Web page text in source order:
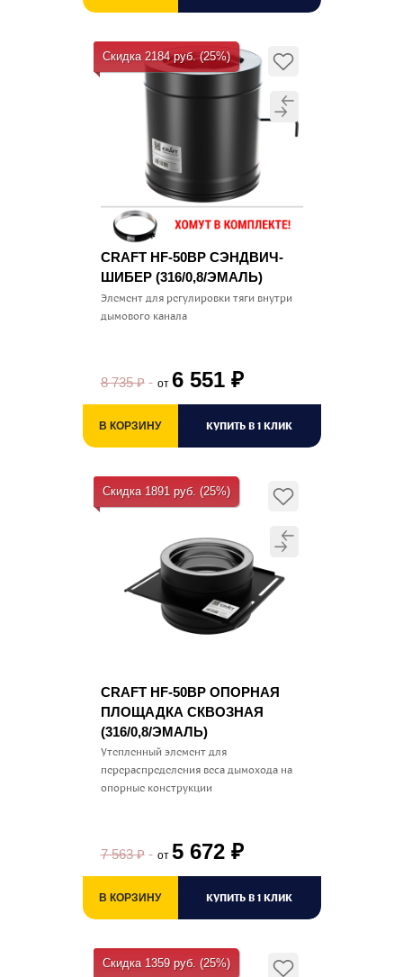
Скидка 2184 руб. (25%)
CRAFT HF-50BP СЭНДВИЧ-
ШИБЕР (316/0,8/ЭМАЛЬ)
Элемент для регулировки тяги внутри
дымового канала
8 735₽ от 6 551 ₽
В КОРЗИНУ КУПИТЬ В 1 КЛИК
Скидка 1891 руб. (25%)
CRAFT HF-50BP ОПОРНАЯ
ПЛОЩАДКА СКВОЗНАЯ
(316/0,8/ЭМАЛЬ)
Утепленный элемент для
перераспределения веса дымохода на
опорные конструкции
7 563₽ от 5 672 ₽
В КОРЗИНУ КУПИТЬ В 1 КЛИК
Скидка 1359 руб. (25%)